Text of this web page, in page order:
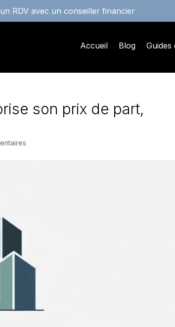
RDV avec un conseiller financier
Accueil Blog Guides
son prix de part,